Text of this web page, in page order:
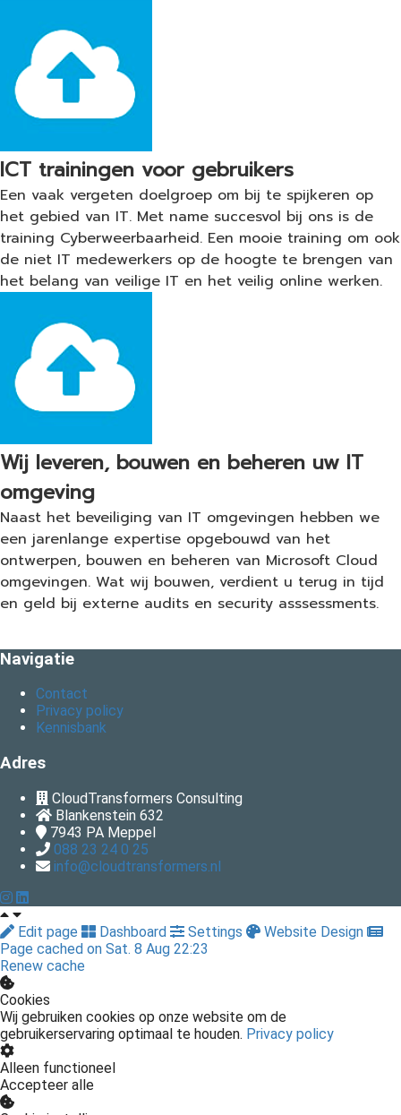
ICT trainingen voor gebruikers
Een vaak vergeten doelgroep om bij te spijkeren op
het gebied van IT. Met name succesvol bij ons is de
training Cyberweerbaarheid. Een mooie training om ook
de niet IT medewerkers op de hoogte te brengen van
het belang van veilige IT en het veilig online werken.
Wij leveren, bouwen en beheren uw IT
omgeving
Naast het beveiliging van IT omgevingen hebben we
een jarenlange expertise opgebouwd van het
ontwerpen, bouwen en beheren van Microsoft Cloud
omgevingen. Wat wij bouwen, verdient u terug in tijd
en geld bij externe audits en security asssessments.
Navigatie
Contact
Privacy policy
Kennisbank
Adres
CloudTransformers Consulting
Blankenstein 632
7943 PA Meppel
088 23 24 0 25
info@cloudtransformers.nl
Edit page Dashboard Settings
Website Design
Page cached on Sat. 8 Aug 22:23
Renew cache
Cookies
Wij gebruiken cookies op onze website om de
gebruikerservaring optimaal te houden. Privacy policy
Alleen functioneel
Accepteer alle